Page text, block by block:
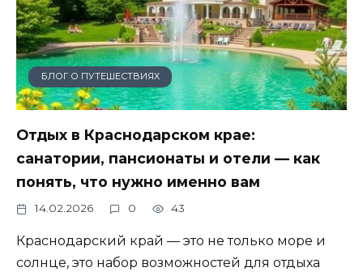
БЛОГ О ПУТЕШЕСТВИЯХ
Отдых в Краснодарском крае:
санатории, пансионаты и отели — как
понять, что нужно именно вам
14.02.2026 0 43
Краснодарский край — это не только море и
солнце, это набор возможностей для отдыха